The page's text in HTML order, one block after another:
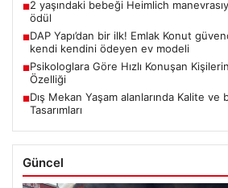
■2 yaşındaki bebeği Heimlich
ödül
■DAP Yapı’dan bir ilk! Emlak Konut
kendi kendini ödeyen ev modeli
■Psikologlara Göre Hızlı Konuşan
Özelliği
■Dış Mekan Yaşam alanlarında Kalite ve
Tasarımları
Güncel